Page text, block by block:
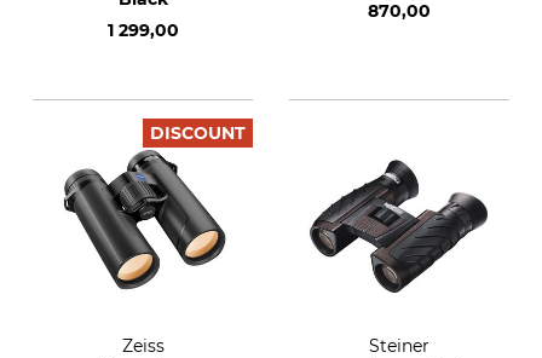
1 299,00
870,00
DISCOUNT
Zeiss
Steiner